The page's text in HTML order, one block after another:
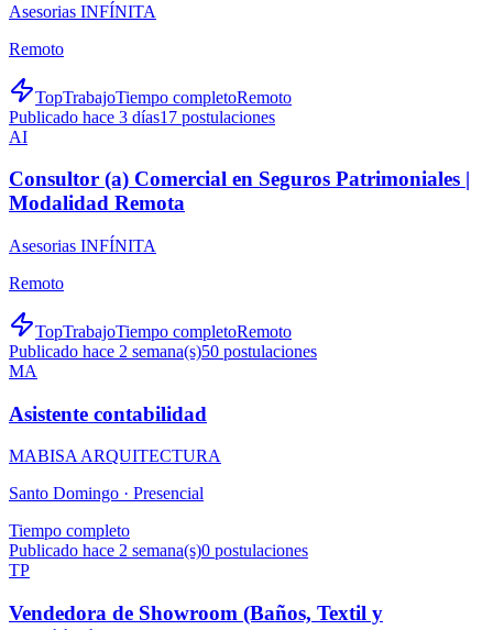
Asesorias INFÍNITA
Remoto
TopTrabajoTiempo completoRemoto
Publicado hace 3 días17 postulaciones
AI
Consultor (a) Comercial en Seguros Patrimoniales |
Modalidad Remota
Asesorias INFÍNITA
Remoto
TopTrabajoTiempo completoRemoto
Publicado hace 2 semana(s)50 postulaciones
MA
Asistente contabilidad
MABISA ARQUITECTURA
Santo Domingo · Presencial
Tiempo completo
Publicado hace 2 semana(s)0 postulaciones
TP
Vendedora de Showroom (Baños, Textil y